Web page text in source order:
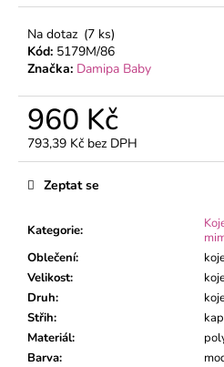
Na dotaz (7 ks)
Kód: 5179M/86
Značka: Damipa Baby
960 Kč
793,39 Kč bez DPH
Měrná
cena:
Kategorie:
Oblečení:
Velikost:
Druh:
Střih:
Materiál:
Barva:
Zeptat se
u
e
m
e
DÍVČÍ
TEPLÁKY
BORDEAUX